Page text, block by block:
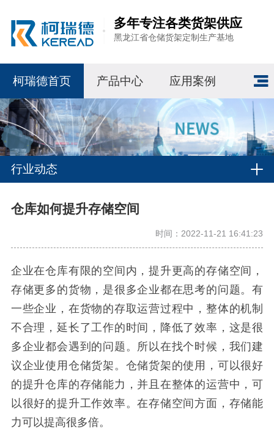
多年专注各类货架供应
黑龙江省仓储货架定制生产基地
柯瑞德首页 产品中心 应用案例
行业动态
仓库如何提升存储空间
时间：2022-11-21 16:41:23
企业在仓库有限的空间内，提升更高的存储空间，
存储更多的货物，是很多企业都在思考的问题。有
一些企业，在货物的存取运营过程中，整体的机制
不合理，延长了工作的时间，降低了效率，这是很
多企业都会遇到的问题。所以在找个时候，我们建
议企业使用仓储货架。仓储货架的使用，可以很好
的提升仓库的存储能力，并且在整体的运营中，可
以很好的提升工作效率。在存储空间方面，存储能
力可以提高很多倍。